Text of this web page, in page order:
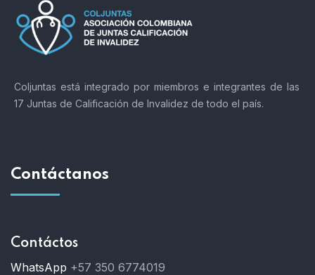
Coljuntas está integrado por miembros e integrantes de las
17 Juntas de Calificación de Invalidez de todo el país.
Contáctanos
Contáctos
WhatsApp +57 350 6774019